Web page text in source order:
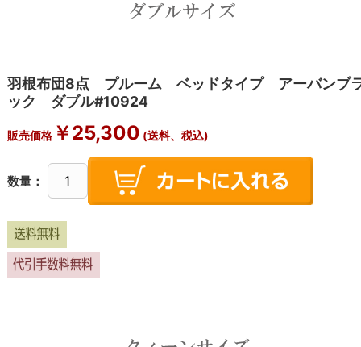
羽根布団8点 プルーム ベッドタイプ アーバンブ
ック ダブル#10924
販売価格￥25,300 (送料、税込)
数量：